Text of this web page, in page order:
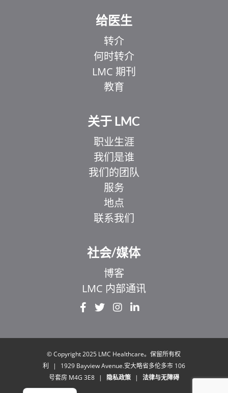
给医生
转介
何时转介
LMC 期刊
教育
关于 LMC
职业生涯
我们是谁
我们的团队
服务
地点
联系我们
社会/媒体
博客
LMC 内部通讯
© Copyright 2025 LMC Healthcare。保留所有权
利
|
1929 Bayview Avenue.安大略省多伦多市 106
号套房 M4G 3E8
| 隐私政策 |
法律与无障碍
FR
HI